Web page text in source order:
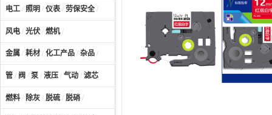
电工 / 照明 / 仪表 / 劳保安全 /
风电 / 光伏 / 燃机/
金属 / 耗材 / 化工产品 / 杂品 /
管 / 阀 / 泵 / 液压 / 气动 / 滤芯
燃料 / 除灰 / 脱硫 / 脱硝 /